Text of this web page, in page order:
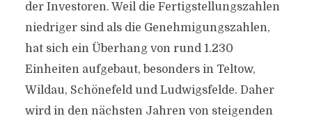
der Investoren. Weil die Fertigstellungszahlen
niedriger sind als die Genehmigungszahlen,
hat sich ein Überhang von rund 1.230
Einheiten aufgebaut, besonders in Teltow,
Wildau, Schönefeld und Ludwigsfelde. Daher
wird in den nächsten Jahren von steigenden